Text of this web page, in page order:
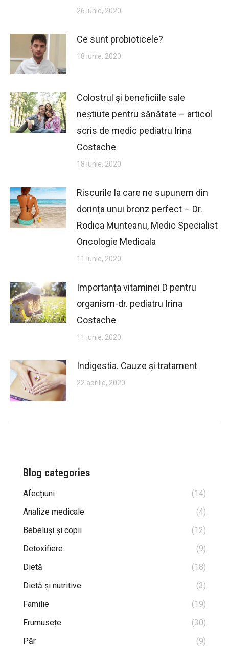
26 iunie, 2020
Ce sunt probioticele?
18 iunie, 2020
Colostrul și beneficiile sale
neștiute pentru sănătate – articol
scris de medic pediatru Irina
Costache
18 iunie, 2020
Riscurile la care ne supunem din
dorința unui bronz perfect – Dr.
Rodica Munteanu, Medic Specialist
Oncologie Medicala
11 iunie, 2020
Importanța vitaminei D pentru
organism-dr. pediatru Irina
Costache
11 iunie, 2020
Indigestia. Cauze și tratament
22 aprilie, 2020
Blog categories
Afecțiuni
(14)
Analize medicale
(4)
Bebeluși și copii
(12)
Detoxifiere
(9)
Dietă
(18)
Dietă și nutritive
(3)
Familie
(19)
Frumusețe
(30)
Păr
(9)